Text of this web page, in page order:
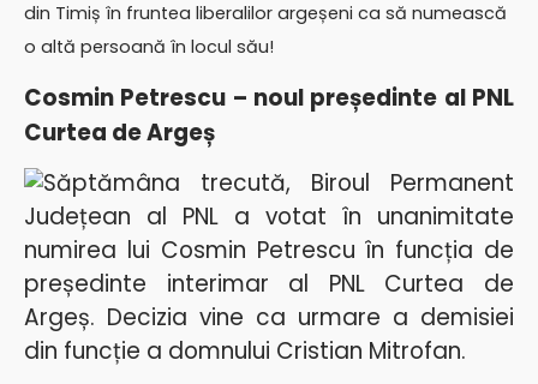
din Timiș în fruntea liberalilor argeșeni ca să numească
o altă persoană în locul său!
Cosmin Petrescu – noul președinte al PNL
Curtea de Argeș
Săptămâna trecută, Biroul Permanent
Județean al PNL a votat în unanimitate
numirea lui Cosmin Petrescu în funcția de
președinte interimar al PNL Curtea de
Argeș. Decizia vine ca urmare a demisiei
din funcție a domnului Cristian Mitrofan.